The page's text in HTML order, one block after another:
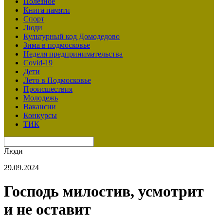
Книга памяти
Спорт
Люди
Культурный код Домодедово
Зима в подмосковье
Неделя предпринимательства
Covid-19
Дети
Лето в Подмосковье
Происшествия
Молодежь
Вакансии
Конкурсы
ТИК
Люди
29.09.2024
Господь милостив, усмотрит
и не оставит